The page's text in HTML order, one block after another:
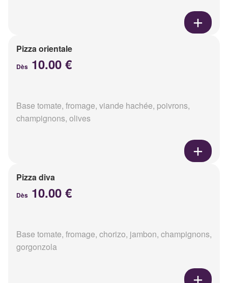
Pizza orientale
Dès 10.00 €
Base tomate, fromage, viande hachée, poivrons,
champignons, olives
Pizza diva
Dès 10.00 €
Base tomate, fromage, chorizo, jambon, champignons,
gorgonzola